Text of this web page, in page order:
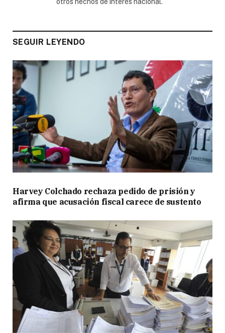
SEGUIR LEYENDO
Harvey Colchado rechaza pedido de prisión y
afirma que acusación fiscal carece de sustento